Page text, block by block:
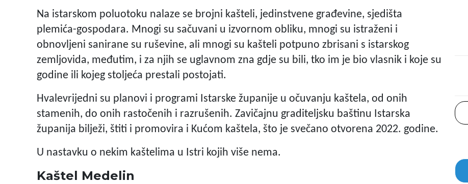
Na istarskom poluotoku nalaze se brojni kašteli, jedinstvene građevine, sjedišta
plemića-gospodara. Mnogi su sačuvani u izvornom obliku, mnogi su istraženi i
obnovljeni sanirane su ruševine, ali mnogi su kašteli potpuno zbrisani s istarskog
zemljovida, međutim, i za njih se uglavnom zna gdje su bili, tko im je bio vlasnik i koje su
godine ili kojeg stoljeća prestali postojati.
Hvalevrijedni su planovi i programi Istarske županije u očuvanju kaštela, od onih
stamenih, do onih rastočenih i razrušenih. Zavičajnu graditeljsku baštinu Istarska
županija bilježi, štiti i promovira i Kućom kaštela, što je svečano otvorena 2022. godine.
U nastavku o nekim kaštelima u Istri kojih više nema.
Kaštel Medelin